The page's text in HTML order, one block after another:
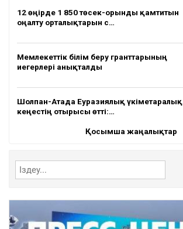
12 өңірде 1 850 төсек-орынды қамтитын
оңалту орталықтарын с…
Мемлекеттік білім беру гранттарының
иегерлері анықталды
Шолпан-Атада Еуразиялық үкіметаралық
кеңестің отырысы өтті:…
Қосымша жаңалықтар